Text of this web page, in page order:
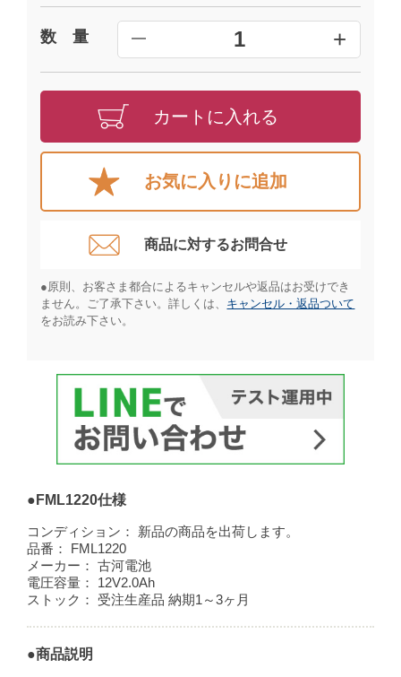
数 量 ━ 1 +
カートに入れる
お気に入りに追加
商品に対するお問合せ​
●原則、お客さま都合によるキャンセルや返品はお受けでき
ません。ご了承下さい。詳しくは、 キャンセル・返品ついて
をお読み下さい。​
●FML1220仕様
コンディション：
新品の商品を出荷します。
品番：
FML1220
メーカー：
古河電池
電圧容量：
12V2.0Ah
ストック：
受注生産品 納期1～3ヶ月
●商品説明